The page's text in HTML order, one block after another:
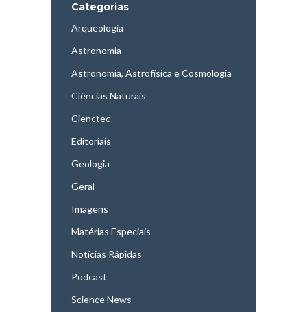
Categorias
Arqueologia
Astronomia
Astronomia, Astrofísica e Cosmologia
Ciências Naturais
Cienctec
Editoriais
Geologia
Geral
Imagens
Matérias Especiais
Notícias Rápidas
Podcast
Science News